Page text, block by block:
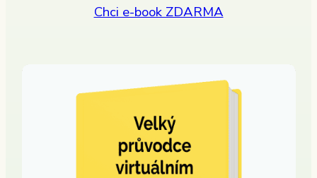
Chci e-book ZDARMA